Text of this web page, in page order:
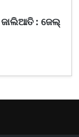
: ଜେଲ୍